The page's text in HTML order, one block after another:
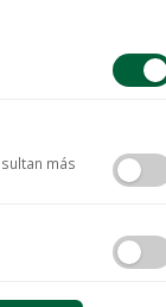
$10.282
más
contenido y las